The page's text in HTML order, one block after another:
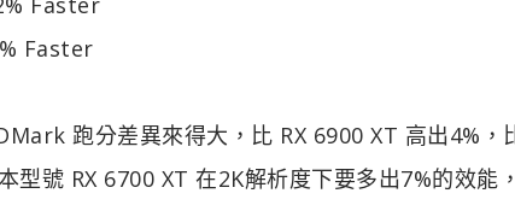
Faster
跑分差異來得大，比 RX 6900 XT 高出4%，
型號 RX 6700 XT 在2K解析度下要多出7%的效能